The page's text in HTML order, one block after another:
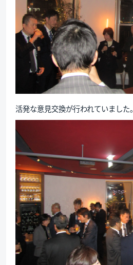
活発な意見交換が行われていました。